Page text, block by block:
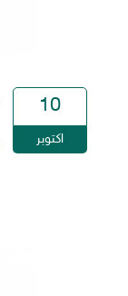
10
اكتوبر